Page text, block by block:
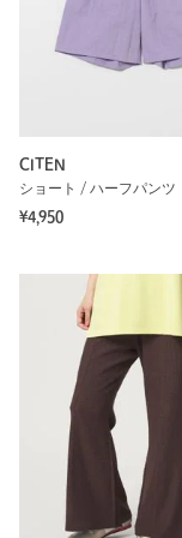
CITEN
ショート / ハーフパンツ
¥4,950